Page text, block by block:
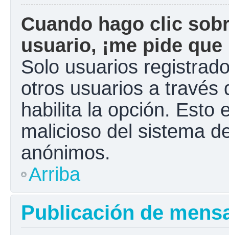
Cuando hago clic
usuario, ¡me pide
Solo usuarios
otros usuarios a través
habilita la opción. Esto
malicioso del sistema
anónimos.
Arriba
Publicación de